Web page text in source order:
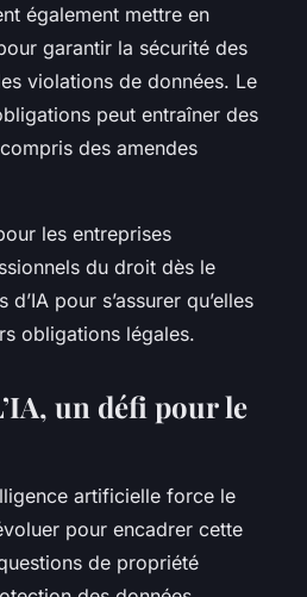
également mettre en
garantir la sécurité des
violations de données. Le
peut entraîner des
des amendes
les entreprises
du droit dès le
pour s’assurer qu’elles
obligations légales.
un défi pour le
artificielle force le
pour encadrer cette
de propriété